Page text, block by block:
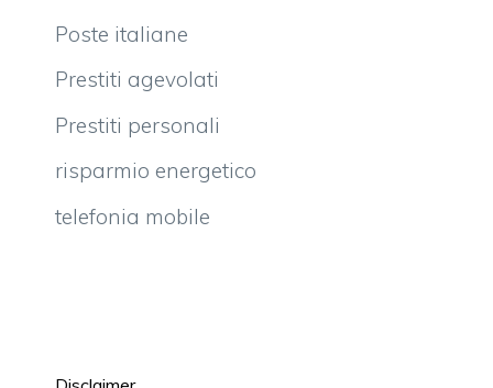
Poste italiane
Prestiti agevolati
Prestiti personali
risparmio energetico
telefonia mobile